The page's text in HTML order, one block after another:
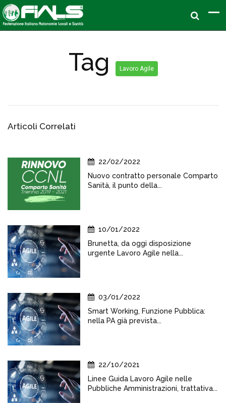
Tag Lavoro Agile
Articoli Correlati
22/02/2022
Nuovo contratto personale Comparto
Sanità, il punto della...
10/01/2022
Brunetta, da oggi disposizione
urgente Lavoro Agile nella...
03/01/2022
Smart Working, Funzione Pubblica:
nella PA già prevista...
22/10/2021
Linee Guida Lavoro Agile nelle
Pubbliche Amministrazioni, trattativa...